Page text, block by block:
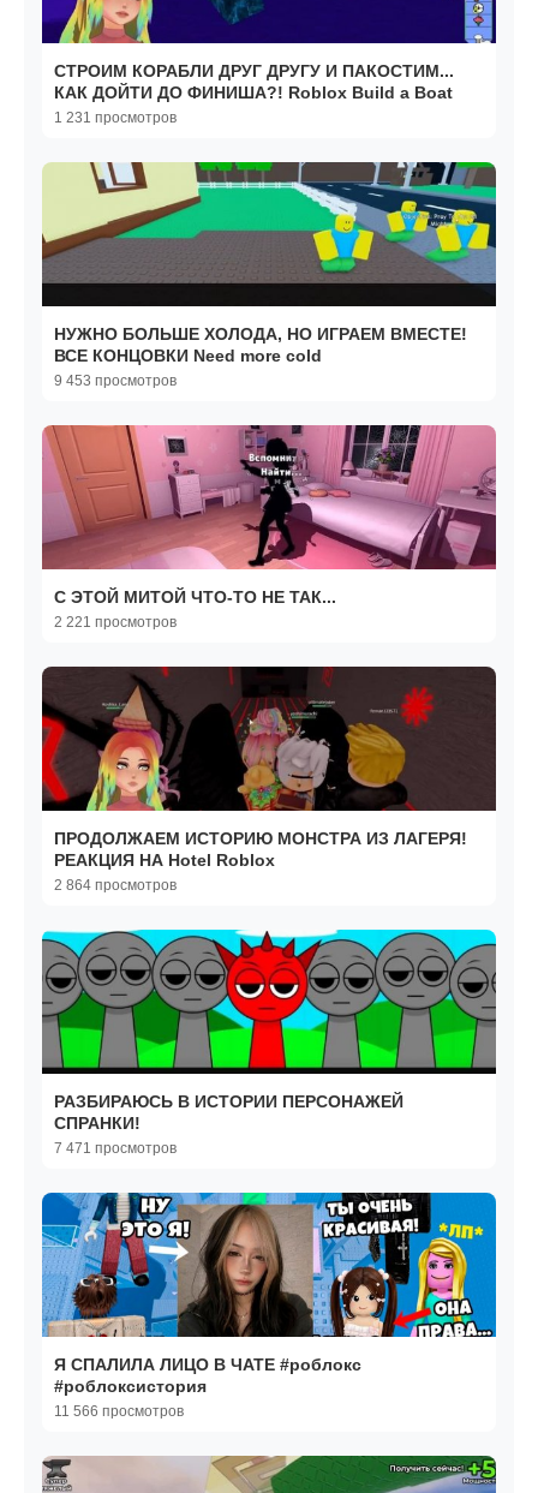
СТРОИМ КОРАБЛИ ДРУГ ДРУГУ И ПАКОСТИМ...
КАК ДОЙТИ ДО ФИНИША?! Roblox Build a Boat
1 231 просмотров
НУЖНО БОЛЬШЕ ХОЛОДА, НО ИГРАЕМ ВМЕСТЕ!
ВСЕ КОНЦОВКИ Need more cold
9 453 просмотров
С ЭТОЙ МИТОЙ ЧТО-ТО НЕ ТАК...
2 221 просмотров
ПРОДОЛЖАЕМ ИСТОРИЮ МОНСТРА ИЗ ЛАГЕРЯ!
РЕАКЦИЯ НА Hotel Roblox
2 864 просмотров
РАЗБИРАЮСЬ В ИСТОРИИ ПЕРСОНАЖЕЙ
СПРАНКИ!
7 471 просмотров
Я СПАЛИЛА ЛИЦО В ЧАТЕ #роблокс
#роблоксистория
11 566 просмотров